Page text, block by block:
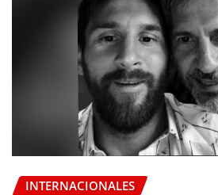
INTERNACIONALES